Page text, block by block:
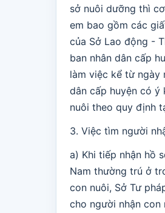
sở nuôi dưỡng thì
em bao gồm các
của Sở Lao động -
ban nhân dân cấp
làm việc kể từ ngày
dân cấp huyện có ý
nuôi theo quy định
3. Việc tìm người
a) Khi tiếp nhận hồ
Nam thường trú ở
con nuôi, Sở Tư
cho người nhận con